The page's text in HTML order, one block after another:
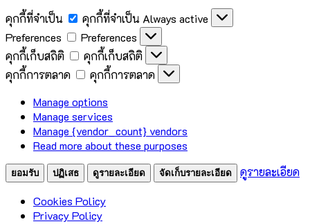
คุกกี้ที่จำเป็น คุกกี้ที่จำเป็น Always active
Preferences
Preferences
คุกกี้เก็บสถิติ
คุกกี้เก็บสถิติ
คุกกี้การตลาด
คุกกี้การตลาด
Manage options
Manage services
Manage {vendor_count} vendors
Read more about these purposes
ยอมรับ ปฏิเสธ ดูรายละเอียด จัดเก็บรายละเอียด
ดูรายละเอียด
Cookies Policy
Privacy Policy